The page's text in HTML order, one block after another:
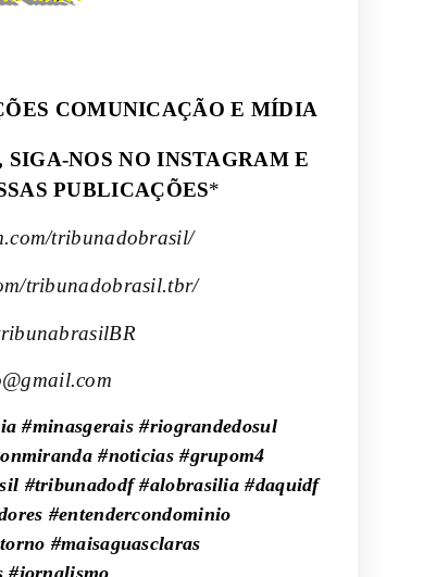
COMUNICAÇÃO E MÍDIA
NOS NO INSTAGRAM E
PUBLICAÇÕES*
tribunadobrasil/
tribunadobrasil.tbr/
#minasgerais #riograndedosul
#noticias #grupom4
#tribunadodf #alobrasilia #daquidf
#entendercondominio
#maisaguasclaras